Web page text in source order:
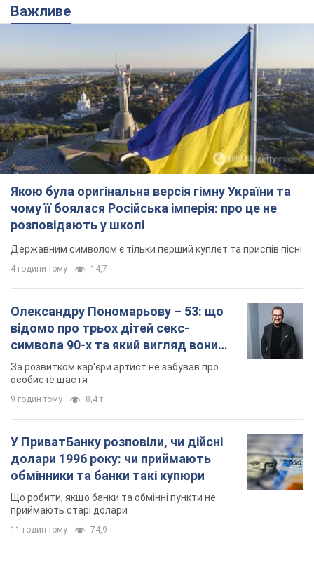
Важливе
Якою була оригінальна версія гімну України та
чому її боялася Російська імперія: про це не
розповідають у школі
Державним символом є тільки перший куплет та приспів пісні
4 години тому 14,7 т.
Олександру Пономарьову – 53: що
відомо про трьох дітей секс-
символа 90-х та який вигляд вони
мають
За розвитком кар'єри артист не забував про
особисте щастя
9 годин тому 8,4 т.
У ПриватБанку розповіли, чи дійсні
долари 1996 року: чи приймають
обмінники та банки такі купюри
Що робити, якщо банки та обмінні пункти не
приймають старі долари
11 годин тому 74,9 т.